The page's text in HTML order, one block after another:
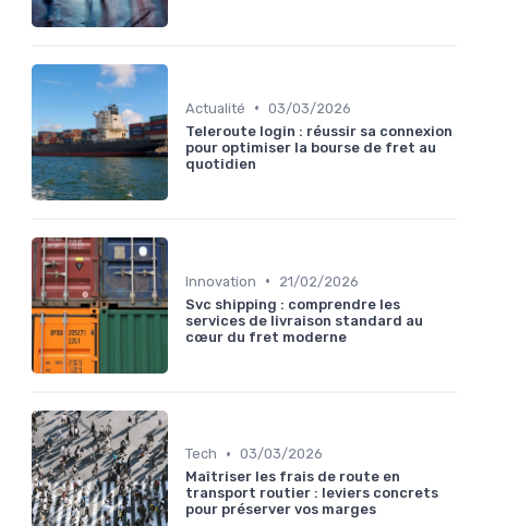
Actualité • 03/03/2026
Teleroute login : réussir sa connexion
pour optimiser la bourse de fret au
quotidien
Innovation •
21/02/2026
Svc shipping : comprendre les
services de livraison standard au
cœur du fret moderne
Tech • 03/03/2026
Maîtriser les frais de route en
transport routier : leviers concrets
pour préserver vos marges